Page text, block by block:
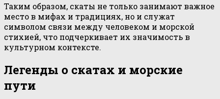
Таким образом, скаты не только занимают важное
место в мифах и традициях, но и служат
символом связи между человеком и морской
стихией, что подчеркивает их значимость в
культурном контексте.
Легенды о скатах и морские
пути